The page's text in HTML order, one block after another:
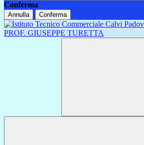
Conferma
Annulla Conferma